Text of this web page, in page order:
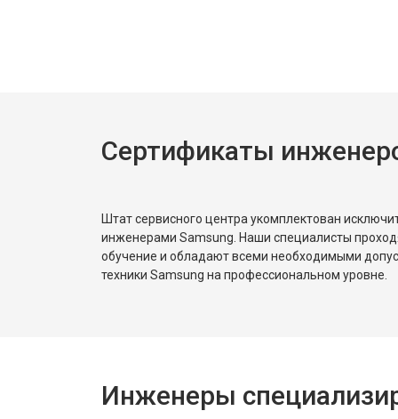
Замена реле
Сертификаты
Штат сервисного центра укомплектован
инженерами Samsung. Наши специалисты
обучение и обладают всеми необходимыми
техники Samsung на профессиональном уровне.
Инженеры